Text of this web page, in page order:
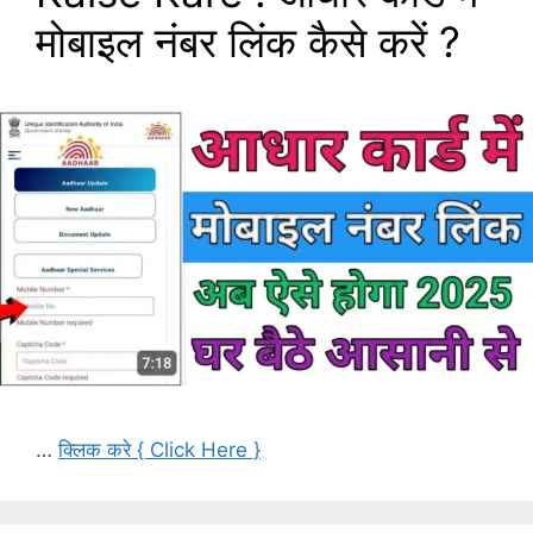
मोबाइल नंबर लिंक कैसे करें ?
…क्लिक करे { Click Here }